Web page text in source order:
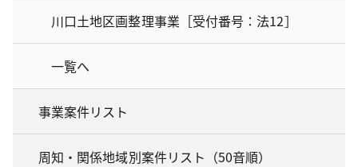
川口土地区画整理事業［受付番号：法12］
一覧へ
事業案件リスト
周知・関係地域別案件リスト（50音順）